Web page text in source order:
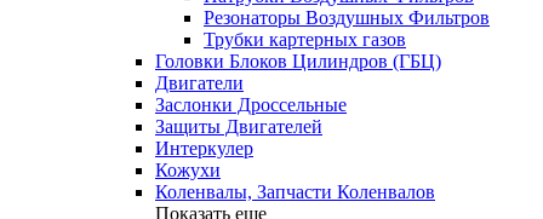
Резонаторы Воздушных Фильтров
Трубки картерных газов
Головки Блоков Цилиндров (ГБЦ)
Двигатели
Заслонки Дроссельные
Защиты Двигателей
Интеркулер
Кожухи
Коленвалы, Запчасти Коленвалов
Показать еще